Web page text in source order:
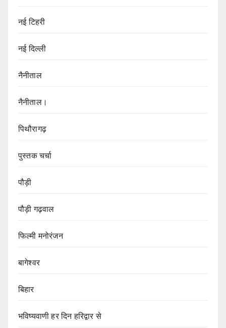
नई टिहरी
नई दिल्ली
नैनीताल
नैनीताल।
पिथौरागढ़
पुस्तक चर्चा
पौड़ी
पौड़ी गढ़वाल
फिल्मी मनोरंजन
बागेश्वर
बिहार
भविष्यवाणी हर दिन हरिद्वार से